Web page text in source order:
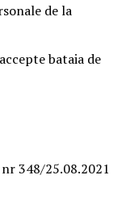
de la
bataia de
348/25.08.2021